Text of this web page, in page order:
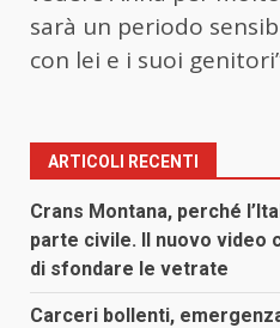
sarà un periodo
con lei e i suoi
ARTICOLI RECENTI
Crans Montana, perché
parte civile. Il nuovo video
di sfondare le vetrate
Carceri bollenti,